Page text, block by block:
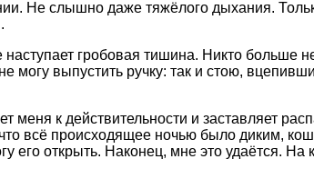
Не слышно даже тяжёлого дыхания.
гробовая тишина. Никто больше
могу выпустить ручку: так и стою,
меня к действительности и заставляет
что всё происходящее ночью было диким,
его открыть. Наконец, мне это удаётся. На